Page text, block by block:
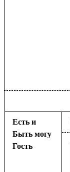
Есть и
Быть могу
Гость